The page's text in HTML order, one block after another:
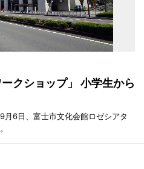
クショップ」 小学生から
月6日、富士市文化会館ロゼシアタ